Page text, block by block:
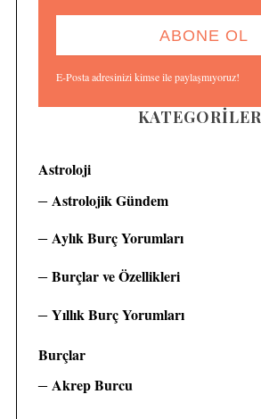
E-Posta adresinizi kimse ile paylaşmıyoruz!
KATEGORILER
Astroloji
Astrolojik Gündem
Aylık Burç Yorumları
Burçlar ve Özellikleri
Yıllık Burç Yorumları
Burçlar
Akrep Burcu